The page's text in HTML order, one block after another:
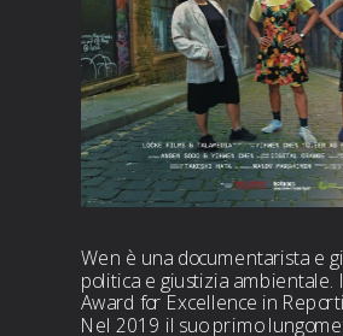
Wen è una documentarista e
politica e giustizia
Award for Excellence in
Nel 2019 il suo primo